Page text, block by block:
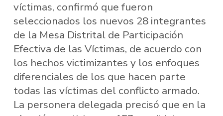
víctimas, confirmó que fueron
seleccionados los nuevos 28 integrantes
de la Mesa Distrital de Participación
Efectiva de las Víctimas, de acuerdo con
los hechos victimizantes y los enfoques
diferenciales de los que hacen parte
todas las víctimas del conflicto armado.
La personera delegada precisó que en la